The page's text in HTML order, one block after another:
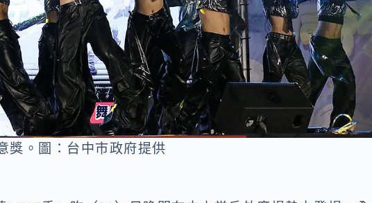
獎。圖：台中市政府提供